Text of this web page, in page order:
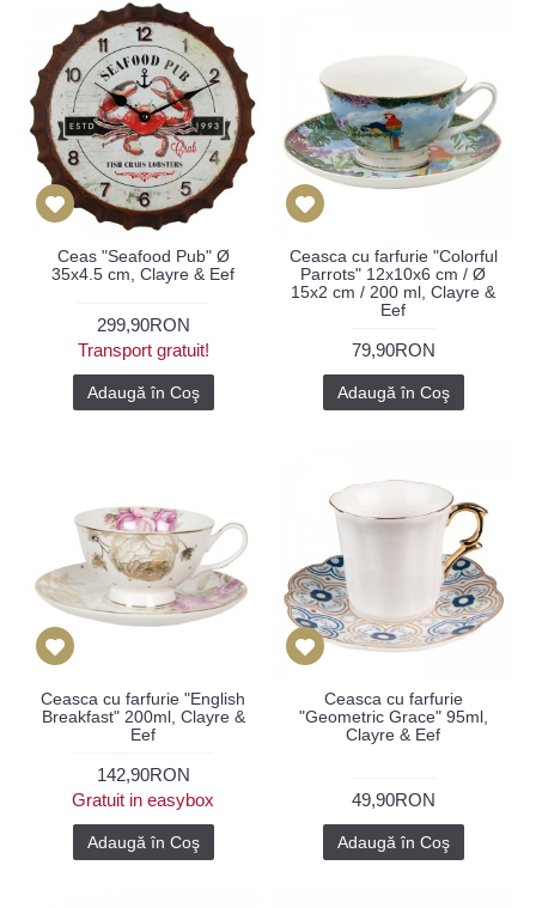
Ceas "Seafood Pub" Ø
35x4.5 cm, Clayre & Eef
299,90RON
Transport gratuit!
Adaugă în Coş
Ceasca cu farfurie "Colorful
Parrots" 12x10x6 cm / Ø
15x2 cm / 200 ml, Clayre &
Eef
79,90RON
Adaugă în Coş
Ceasca cu farfurie "English
Breakfast" 200ml, Clayre &
Eef
142,90RON
Gratuit in easybox
Adaugă în Coş
Ceasca cu farfurie
"Geometric Grace" 95ml,
Clayre & Eef
49,90RON
Adaugă în Coş